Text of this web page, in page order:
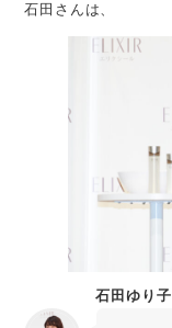
石田さんは、
石田ゆり子